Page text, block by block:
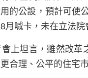
的公設，預計可使
月喊卡，未在立法
上坦言，雖然改
合理、公平的住宅